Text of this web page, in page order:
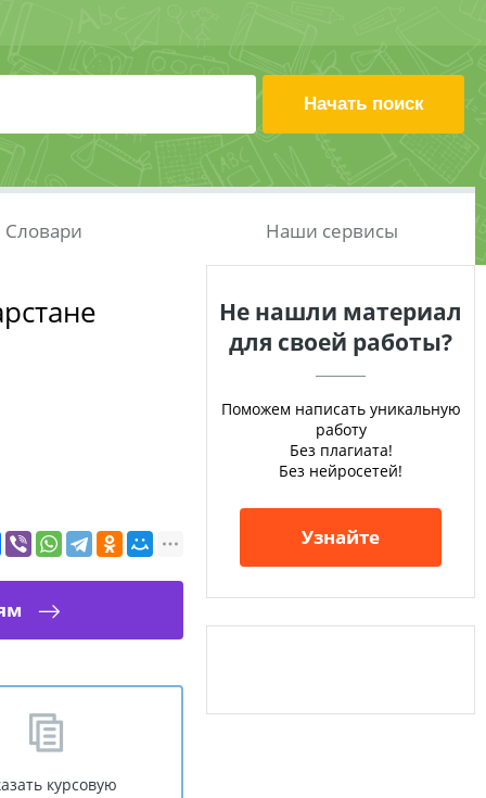
Словари Наши сервисы
курсовую
Не нашли материал
для своей работы?
Поможем написать уникальную
работу
Без плагиата!
Без нейросетей!
Узнайте